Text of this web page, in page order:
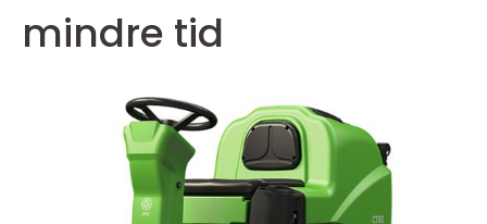
mindre tid